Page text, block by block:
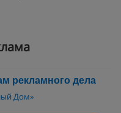
рекламного дела
Дом»